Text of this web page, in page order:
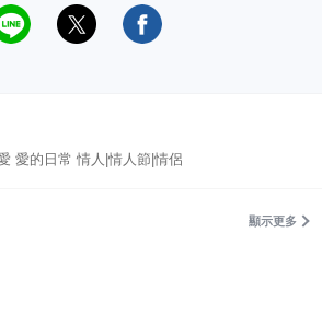
愛的日常 情人|情人節|情侶
顯示更多